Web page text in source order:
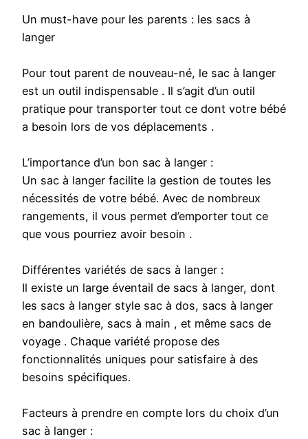
Un must-have pour les parents : les sacs à
langer
Pour tout parent de nouveau-né, le sac à langer
est un outil indispensable . Il s’agit d’un outil
pratique pour transporter tout ce dont votre bébé
a besoin lors de vos déplacements .
L’importance d’un bon sac à langer :
Un sac à langer facilite la gestion de toutes les
nécessités de votre bébé. Avec de nombreux
rangements, il vous permet d’emporter tout ce
que vous pourriez avoir besoin .
Différentes variétés de sacs à langer :
Il existe un large éventail de sacs à langer, dont
les sacs à langer style sac à dos, sacs à langer
en bandoulière, sacs à main , et même sacs de
voyage . Chaque variété propose des
fonctionnalités uniques pour satisfaire à des
besoins spécifiques.
Facteurs à prendre en compte lors du choix d’un
sac à langer :